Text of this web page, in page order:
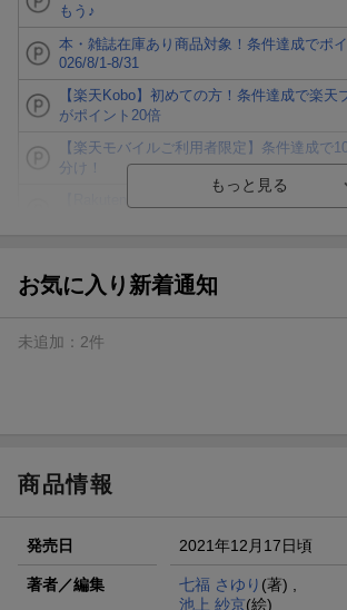
もう♪
本・雑誌在庫あり商品対象！条件達成でポ
026/8/1-8/31
【楽天Kobo】初めての方！条件達成で楽天
がポイント20倍
【楽天モバイルご利用者限定】条件達成で
分け！
が当たる！
楽天モバイル紹介キャンペーンの拡散で
条件達成で楽天限定・宝塚歌劇 宙組貸切公
お気に入り新着通知
未追加： 2件
商品情報
発売日 2021年12月17日頃
著者／編集 七福 さゆり (著) ,
池上 紗京(絵)